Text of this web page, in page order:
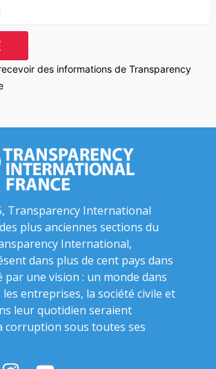
des informations de Transparency
Transparency International
plus anciennes sections du
International,
dans plus de cent pays dans
par une vision : un monde dans
les entreprises, la société civile et
leur quotidien seraient
corruption sous toutes ses